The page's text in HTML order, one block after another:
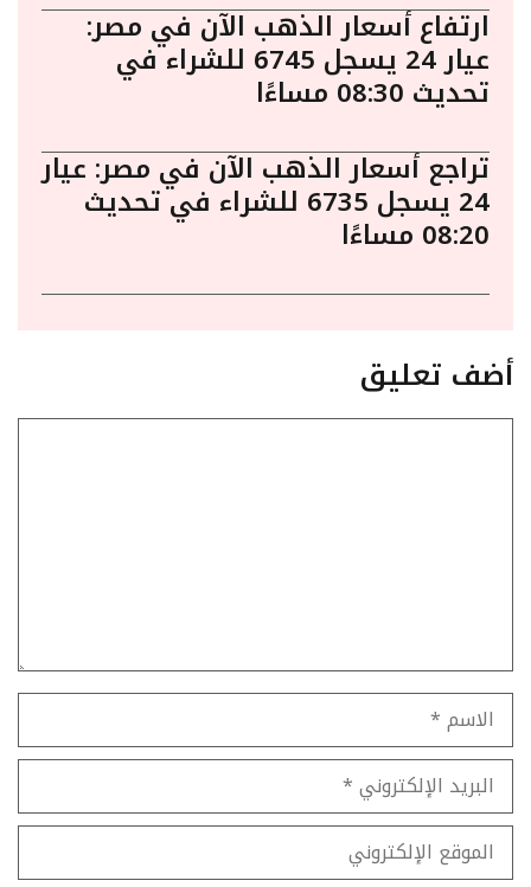
ارتفاع أسعار الذهب الآن في مصر:
عيار 24 يسجل 6745 للشراء في
تحديث 08:30 مساءًا
تراجع أسعار الذهب الآن في مصر: عيار
24 يسجل 6735 للشراء في تحديث
08:20 مساءًا
أضف تعليق
الاسم
البريد
الإلكتروني
الموقع
الإلكتروني